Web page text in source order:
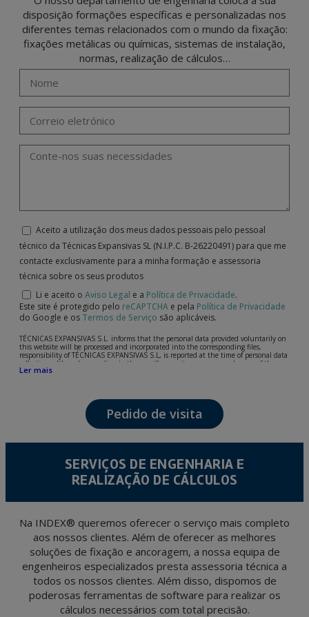
disposição formações específicas e personalizadas nos
diferentes temas relacionados com o mundo da fixação:
fixações metálicas ou químicas, sistemas de instalação,
normas, realização de cálculos…
Aceito a utilização dos meus dados pessoais pelo pessoal
técnico da Técnicas Expansivas SL (N.I.P.C. B-26220491) para que me
contacte exclusivamente para a minha formação e assessoria
técnica sobre os seus produtos
Li e aceito o Aviso Legal e a Política de Privacidade.
Este site é protegido pelo reCAPTCHA e pela Política de Privacidade
do Google e os Termos de Serviço são aplicáveis.
TÉCNICAS EXPANSIVAS S.L. informs that the personal data provided voluntarily on
this website will be processed and incorporated into the corresponding files,
responsibility of TÉCNICAS EXPANSIVAS S.L, is reported at the time of personal data
collection, although, according to the specific case, its purpose may be any of the
following: attention to your referred request, complaint or question, established
The data in our files are strictly confidential and shall be treated with the utmost
confidentiality and shall comply with all the requirements provided for the General
Data Protection Regulation (GDPR) 2016.
According to Data Protection legislation, you are strongly advised not to send high-
encrypted. Should these details be sent, it is done so under your sole responsibility.
The user may at any time exercise their rights of access, rectification, cancellation
and opposition under the provisions of the General Data Protection Regulation
Portalada II | c/ Segador 13, 26006 | Logroño (La Rioja).
Ler mais
Pedido de visita
SERVIÇOS DE ENGENHARIA E
REALIZAÇÃO DE CÁLCULOS
Na INDEX® queremos oferecer o serviço mais completo
aos nossos clientes. Além de oferecer as melhores
soluções de fixação e ancoragem, a nossa equipa de
engenheiros especializados presta assessoria técnica a
todos os nossos clientes. Além disso, dispomos de
poderosas ferramentas de software para realizar os
cálculos necessários com total precisão.